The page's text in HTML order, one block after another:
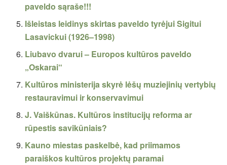
paveldo sąraše!!!
Išleistas leidinys skirtas paveldo tyrėjui Sigitui
Lasavickui (1926–1998)
Liubavo dvarui – Europos kultūros paveldo
„Oskarai“
Kultūros ministerija skyrė lėšų muziejinių vertybių
restauravimui ir konservavimui
J. Vaiškūnas. Kultūros institucijų reforma ar
rūpestis savikūniais?
Kauno miestas paskelbė, kad priimamos
paraiškos kultūros projektų paramai